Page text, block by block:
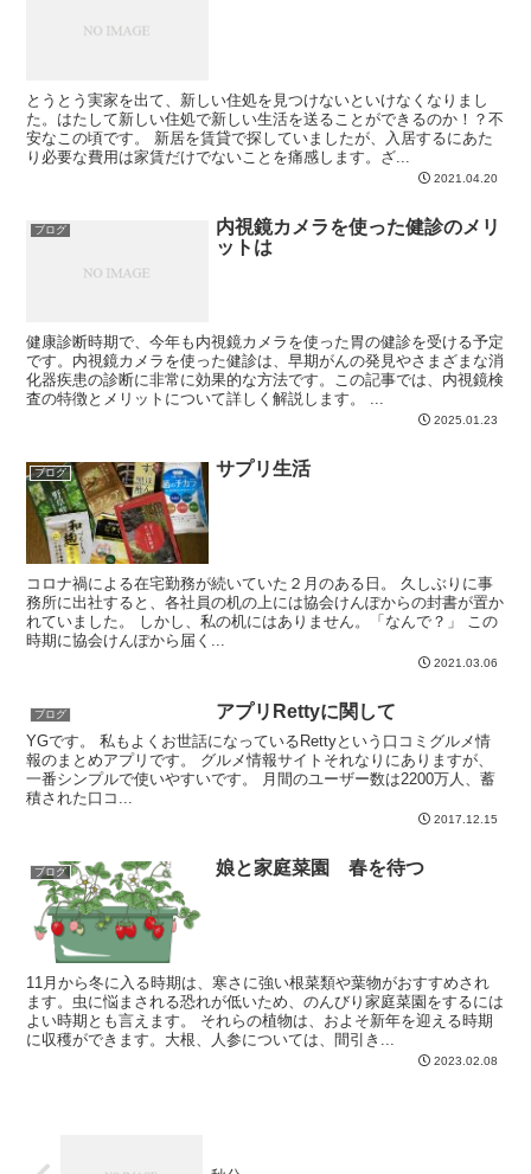
とうとう実家を出て、新しい住処を見つけないといけなくなりまし
た。はたして新しい住処で新しい生活を送ることができるのか！？不
安なこの頃です。 新居を賃貸で探していましたが、入居するにあた
り必要な費用は家賃だけでないことを痛感します。ざ...
2021.04.20
ブログ
内視鏡カメラを使った健診のメリ
ットは
健康診断時期で、今年も内視鏡カメラを使った胃の健診を受ける予定
です。内視鏡カメラを使った健診は、早期がんの発見やさまざまな消
化器疾患の診断に非常に効果的な方法です。この記事では、内視鏡検
査の特徴とメリットについて詳しく解説します。 ...
2025.01.23
ブログ サプリ生活
コロナ禍による在宅勤務が続いていた２月のある日。 久しぶりに事
務所に出社すると、各社員の机の上には協会けんぽからの封書が置か
れていました。 しかし、私の机にはありません。「なんで？」 この
時期に協会けんぽから届く...
2021.03.06
ブログ アプリRettyに関して
YGです。 私もよくお世話になっているRettyという口コミグルメ情
報のまとめアプリです。 グルメ情報サイトそれなりにありますが、
一番シンプルで使いやすいです。 月間のユーザー数は2200万人、蓄
積された口コ...
2017.12.15
ブログ 娘と家庭菜園 春を待つ
11月から冬に入る時期は、寒さに強い根菜類や葉物がおすすめされ
ます。虫に悩まされる恐れが低いため、のんびり家庭菜園をするには
よい時期とも言えます。 それらの植物は、およそ新年を迎える時期
に収穫ができます。大根、人参については、間引き...
2023.02.08